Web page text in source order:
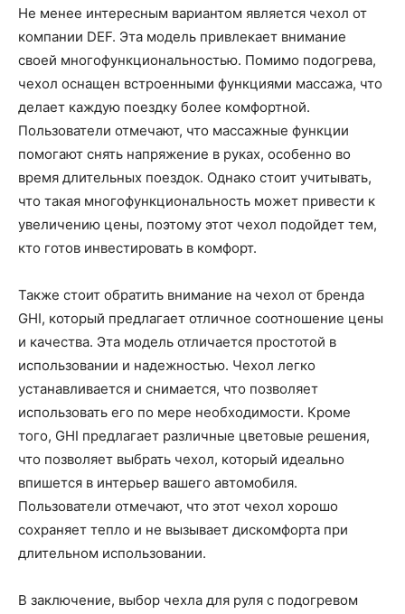
Не менее интересным вариантом является чехол от
компании DEF. Эта модель привлекает внимание
своей многофункциональностью. Помимо подогрева,
чехол оснащен встроенными функциями массажа, что
делает каждую поездку более комфортной.
Пользователи отмечают, что массажные функции
помогают снять напряжение в руках, особенно во
время длительных поездок. Однако стоит учитывать,
что такая многофункциональность может привести к
увеличению цены, поэтому этот чехол подойдет тем,
кто готов инвестировать в комфорт.
Также стоит обратить внимание на чехол от бренда
GHI, который предлагает отличное соотношение цены
и качества. Эта модель отличается простотой в
использовании и надежностью. Чехол легко
устанавливается и снимается, что позволяет
использовать его по мере необходимости. Кроме
того, GHI предлагает различные цветовые решения,
что позволяет выбрать чехол, который идеально
впишется в интерьер вашего автомобиля.
Пользователи отмечают, что этот чехол хорошо
сохраняет тепло и не вызывает дискомфорта при
длительном использовании.
В заключение, выбор чехла для руля с подогревом